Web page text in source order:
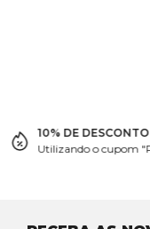
10% DE DESCONTO
Utilizando o cupom